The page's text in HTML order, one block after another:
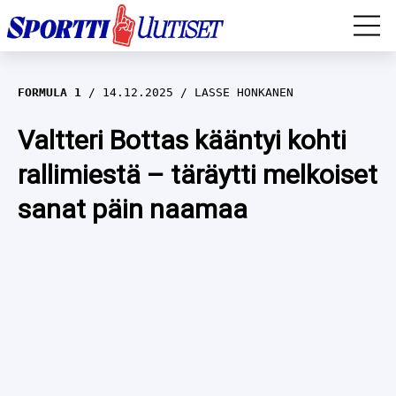
EM-YLEISURHEILU
JÄÄKIEKKO
YLEISURHEILU
WILMA HELTELÄ
TALVILAJIT
FORMULA 1 14.12.2025 LASSE HONKANEN
Valtteri Bottas kääntyi kohti
rallimiestä – täräytti melkoiset
sanat päin naamaa